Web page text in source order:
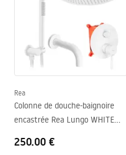
Rea
Colonne de douche-baignoire
encastrée Rea Lungo WHITE
250.00 €